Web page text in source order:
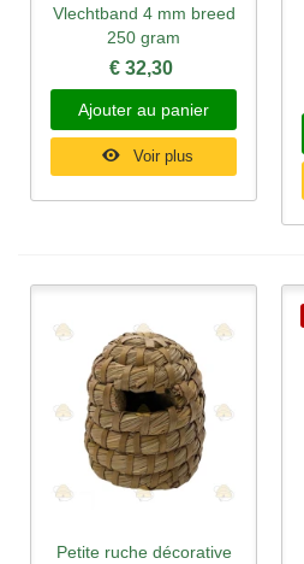
Vlechtband 4 mm breed
250 gram
€ 32,30
Ajouter au panier
Voir plus
Petite ruche décorative